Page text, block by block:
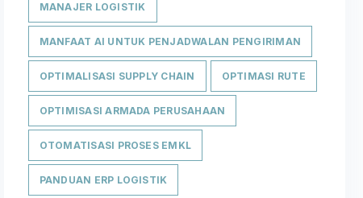
MANAJER LOGISTIK
MANFAAT AI UNTUK PENJADWALAN PENGIRIMAN
OPTIMALISASI SUPPLY CHAIN OPTIMASI RUTE
OPTIMISASI ARMADA PERUSAHAAN
OTOMATISASI PROSES EMKL
PANDUAN ERP LOGISTIK